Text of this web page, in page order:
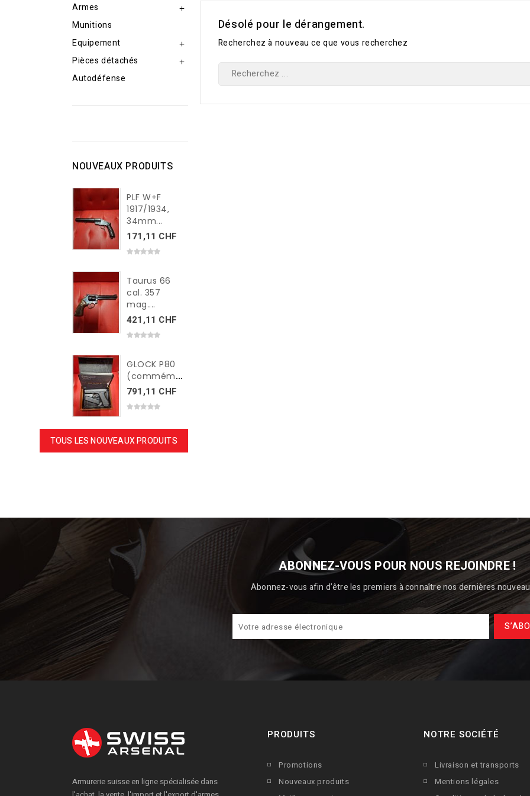
Armes 
Munitions
Equipement

Pièces détachés 
Autodéfense
NOUVEAUX PRODUITS
PLF W+F
1917/1934,
34mm...
171,11 CHF
Taurus 66
cal. 357
mag....
421,11 CHF
GLOCK P80
(commémoratif)...
791,11 CHF
TOUS LES NOUVEAUX PRODUITS
Désolé pour le dérangement.
Recherchez à nouveau ce que vous recherchez
ABONNEZ-VOUS POUR NOUS REJOINDRE !
Abonnez-vous afin d’être les premiers à connaître nos dernières
Armurerie suisse en ligne spécialisée dans
PRODUITS
Promotions
Nouveaux produits
NOTRE SOCIÉTÉ
Livraison et transports
Mentions légales